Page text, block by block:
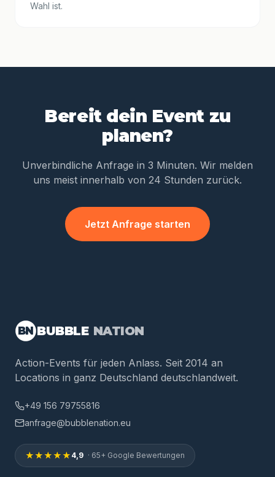
Wahl ist.
Bereit dein Event zu
planen?
Unverbindliche Anfrage in 3 Minuten. Wir melden
uns meist innerhalb von 24 Stunden zurück.
Jetzt Anfrage starten
BN BUBBLE NATION
Action-Events für jeden Anlass. Seit 2014 an
Locations in ganz Deutschland deutschlandweit.
+49 156 79755816
anfrage@bubblenation.eu
★★★★★ 4,9 · 65+ Google Bewertungen